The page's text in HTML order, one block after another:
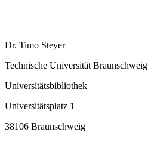
Dr. Timo Steyer
Technische Universität Braunschweig
Universitätsbibliothek
Universitätsplatz 1
38106 Braunschweig